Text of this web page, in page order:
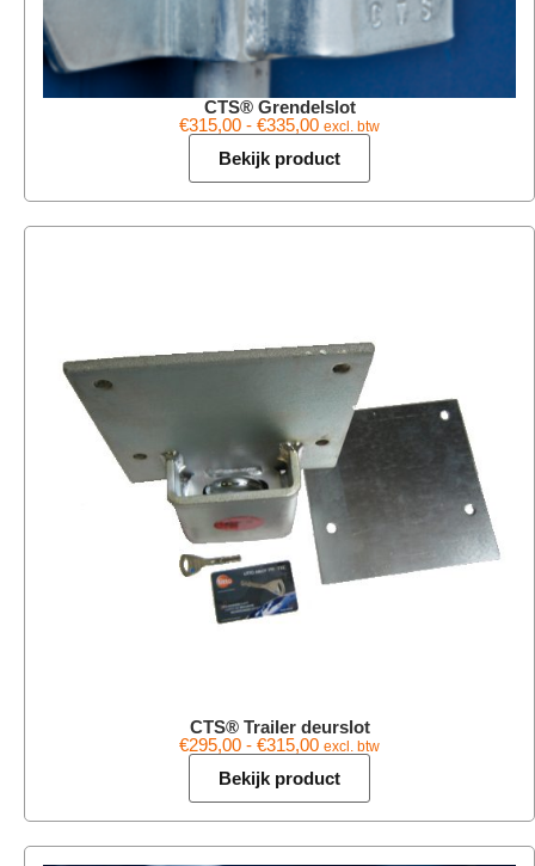
CTS® Grendelslot
€315,00 - €335,00 excl. btw
Bekijk product
CTS® Trailer deurslot
€295,00 - €315,00 excl. btw
Bekijk product